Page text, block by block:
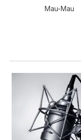
Mau-Mau